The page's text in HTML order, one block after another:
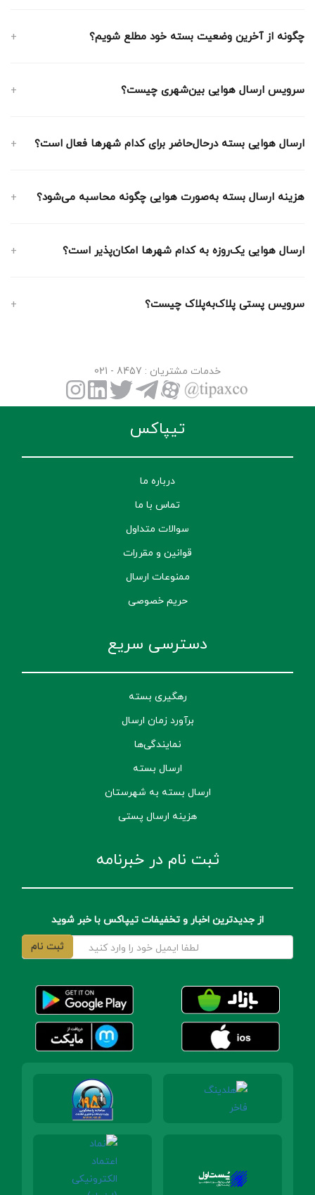
چگونه از آخرین وضعیت بسته خود مطلع شویم؟
سرویس ارسال هوایی بین‌شهری چیست؟
ارسال هوایی بسته درحال‌حاضر برای کدام شهرها فعال است؟
هزینه ارسال بسته به‌صورت هوایی چگونه محاسبه می‌شود‌؟
ارسال هوایی یک‌روزه به کدام شهرها امکان‌پذیر است؟
سرویس پستی پلاک‌به‌پلاک چیست؟
خدمات مشتریان : 8457 - 021
تیپاکس
درباره ما
تماس با ما
سوالات متداول
قوانین و مقررات
ممنوعات ارسال
حریم خصوصی
دسترسی سریع
رهگیری بسته
برآورد زمان ارسال
نمایندگی‌ها
ارسال بسته
ارسال بسته به شهرستان
هزینه ارسال پستی
ثبت نام در خبرنامه
از جدیدترین اخبار و تخفیفات تیپاکس با خبر شوید